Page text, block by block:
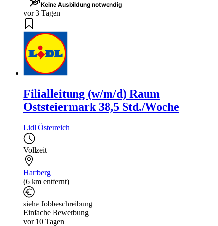
Keine Ausbildung notwendig
vor 3 Tagen
Filialleitung (w/m/d) Raum
Oststeiermark 38,5 Std./Woche
Lidl Österreich
Vollzeit
Hartberg
(6 km entfernt)
siehe Jobbeschreibung
Einfache Bewerbung
vor 10 Tagen